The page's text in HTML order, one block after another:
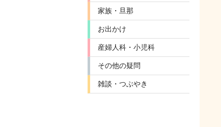
家族・旦那
お出かけ
産婦人科・小児科
その他の疑問
雑談・つぶやき